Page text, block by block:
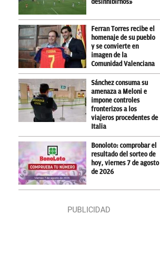
desinhibirnos»
Ferran Torres recibe el
homenaje de su pueblo
y se convierte en
imagen de la
Comunidad Valenciana
Sánchez consuma su
amenaza a Meloni e
impone controles
fronterizos a los
viajeros procedentes de
Italia
Bonoloto: comprobar el
resultado del sorteo de
hoy, viernes 7 de agosto
de 2026